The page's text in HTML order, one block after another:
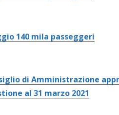
140 mila passeggeri
di Amministrazione
al 31 marzo 2021